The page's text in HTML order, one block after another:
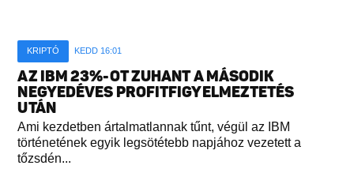
KRIPTÓ KEDD 16:01
AZ IBM 23%-OT ZUHANT A MÁSODIK
NEGYEDÉVES PROFITFIGYELMEZTETÉS
UTÁN
Ami kezdetben ártalmatlannak tűnt, végül az IBM
történetének egyik legsötétebb napjához vezetett a
tőzsdén...